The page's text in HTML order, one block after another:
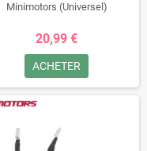
Minimotors (Universel)
20,99 €
ACHETER